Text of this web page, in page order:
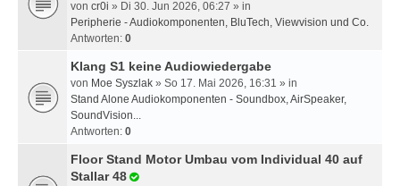
von cr0i » Di 30. Jun 2026, 06:27 » in
Peripherie - Audiokomponenten, BluTech, Viewvision und Co.
Antworten: 0
Klang S1 keine Audiowiedergabe
von Moe Syszlak » So 17. Mai 2026, 16:31 » in
Stand Alone Audiokomponenten - Soundbox, AirSpeaker,
SoundVision...
Antworten: 0
Floor Stand Motor Umbau vom Individual 40 auf
Stallar 48